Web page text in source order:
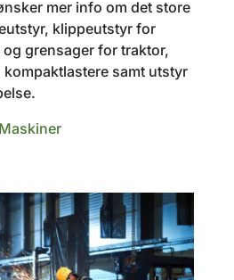
mer info om det store
klippeutstyr for
grensager for traktor,
samt utstyr